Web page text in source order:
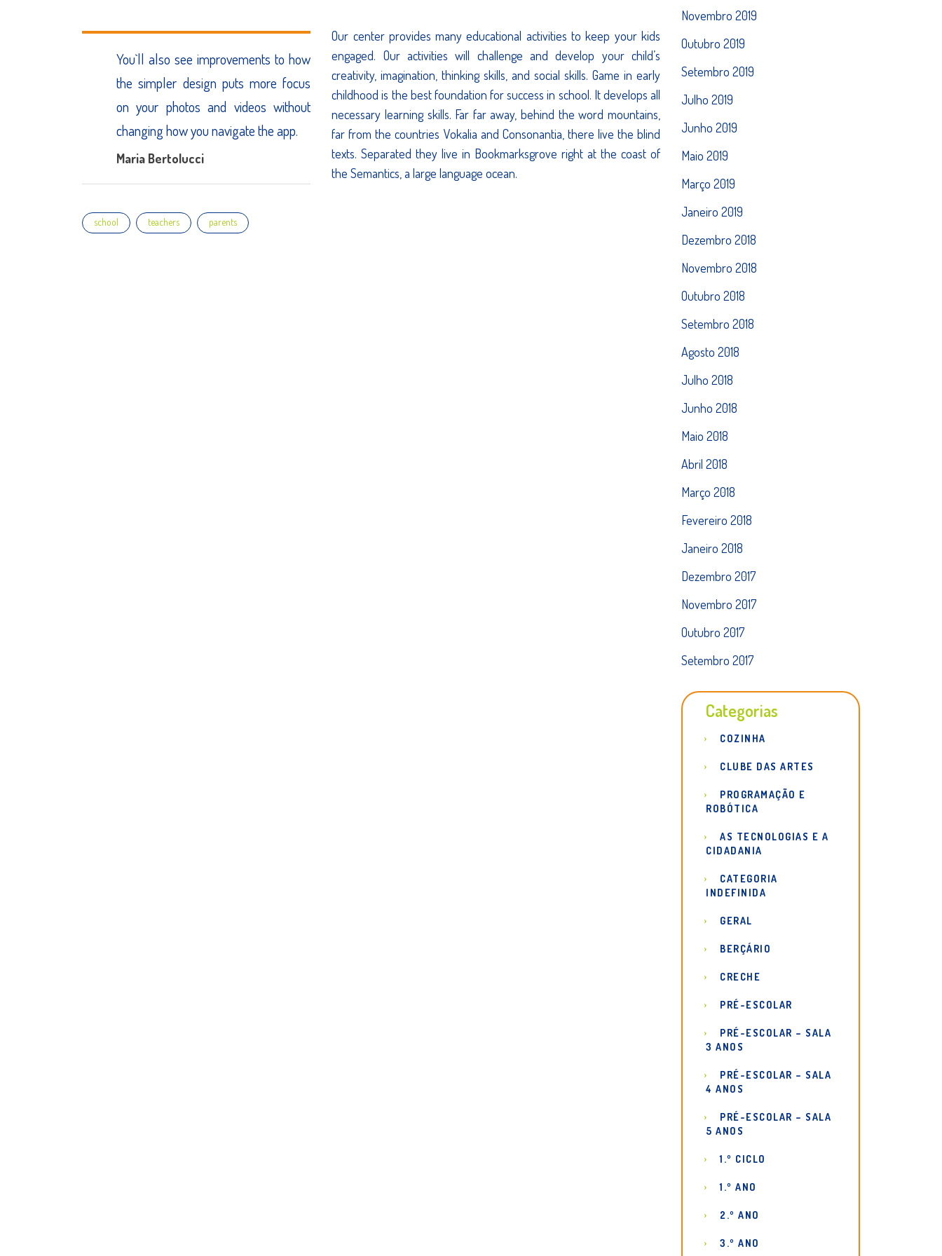
You`ll also see improvements to how
the simpler design puts more focus
on your photos and videos without
changing how you navigate the app.
Maria Bertolucci
Our center provides many educational activities to keep your kids
engaged. Our activities will challenge and develop your child’s
creativity, imagination, thinking skills, and social skills. Game in early
childhood is the best foundation for success in school. It develops all
necessary learning skills. Far far away, behind the word mountains,
far from the countries Vokalia and Consonantia, there live the blind
texts. Separated they live in Bookmarksgrove right at the coast of
the Semantics, a large language ocean.
Tagsschool teachers parents
Novembro 2019
Outubro 2019
Setembro 2019
Julho 2019
Junho 2019
Maio 2019
Março 2019
Janeiro 2019
Dezembro 2018
Novembro 2018
Outubro 2018
Setembro 2018
Agosto 2018
Julho 2018
Junho 2018
Maio 2018
Abril 2018
Março 2018
Fevereiro 2018
Janeiro 2018
Dezembro 2017
Novembro 2017
Outubro 2017
Setembro 2017
Categorias
COZINHA
CLUBE DAS ARTES
PROGRAMAÇÃO E
ROBÓTICA
AS TECNOLOGIAS E A
CIDADANIA
CATEGORIA
INDEFINIDA
GERAL
BERÇÁRIO
CRECHE
PRÉ-ESCOLAR
PRÉ-ESCOLAR – SALA
3 ANOS
PRÉ-ESCOLAR – SALA
4 ANOS
PRÉ-ESCOLAR – SALA
5 ANOS
1.º CICLO
1.º ANO
2.º ANO
3.º ANO